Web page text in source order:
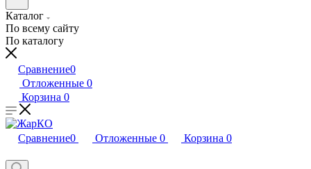
Каталог
По всему сайту
По каталогу
Сравнение0
Отложенные 0
Корзина 0
Сравнение0 Отложенные 0 Корзина 0